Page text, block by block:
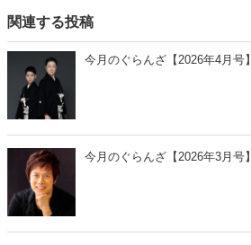
関連する投稿
今月のぐらんざ【2026年4月号】
今月のぐらんざ【2026年3月号】